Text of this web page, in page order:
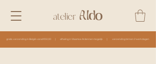
atelier Aldo
gratis verzending in België vanaf €50,00 | afhaling in Vlaamse Ardennen mogelijk | verzending binnen 2 werkdagen